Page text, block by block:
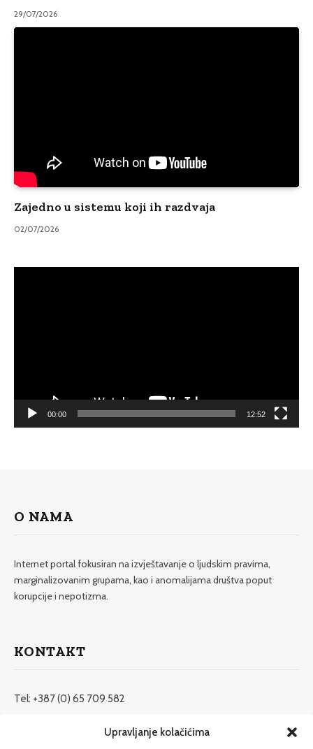
Upravljanje kolačićima
29/07/2026
Zajedno u sistemu koji ih razdvaja
02/07/2026
00:00 12:52
O NAMA
Internet portal fokusiran na izvještavanje o ljudskim pravima,
marginalizovanim grupama, kao i anomalijama društva poput
korupcije i nepotizma.
KONTAKT
Tel: +387 (0) 65 709 582
redakcija@etrafika.net